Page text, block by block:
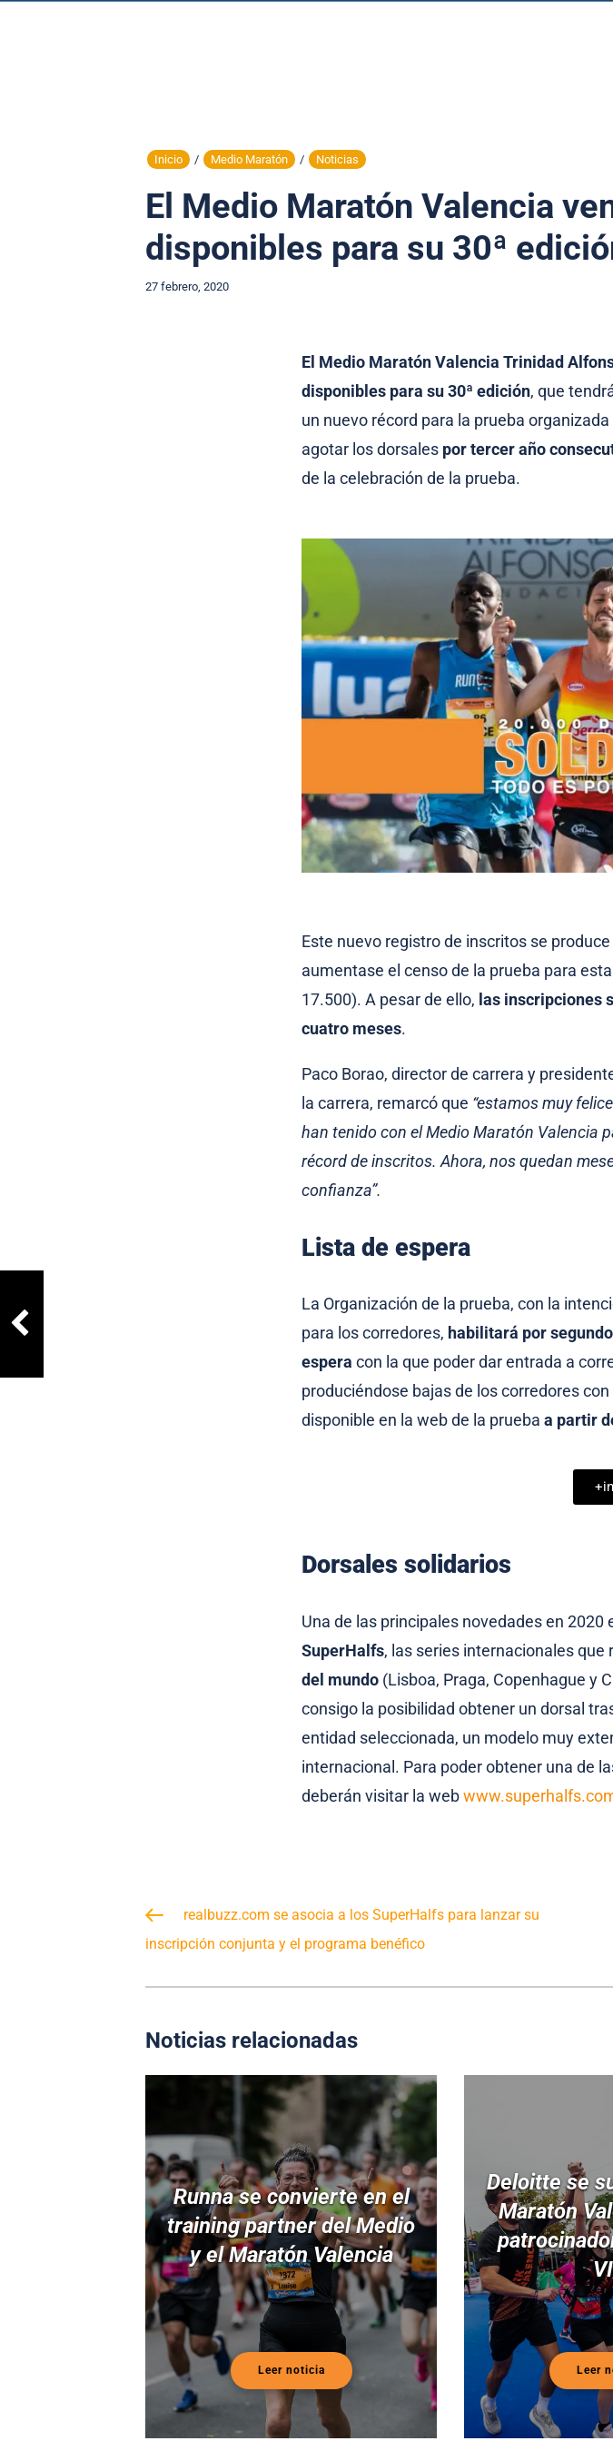
Inicio / Medio Maratón / Noticias
El Medio Maratón Valencia
disponibles para su 30ª
27 febrero, 2020
El Medio Maratón Valencia Trinidad
disponibles para su 30ª edición, que
un nuevo récord para la prueba
agotar los dorsales por tercer año
de la celebración de la prueba.
Este nuevo registro de inscritos se
aumentase el censo de la prueba para
17.500). A pesar de ello, las inscripciones
cuatro meses.
Paco Borao, director de carrera y
la carrera, remarcó que “estamos muy
han tenido con el Medio Maratón Valencia
récord de inscritos. Ahora, nos quedan
confianza”.
Lista de espera
La Organización de la prueba, con la
para los corredores, habilitará por
espera con la que poder dar entrada a
produciéndose bajas de los corredores
disponible en la web de la prueba a partir
Dorsales solidarios
Una de las principales novedades en
SuperHalfs, las series internacionales que
del mundo (Lisboa, Praga, Copenhague y
consigo la posibilidad obtener un dorsal
entidad seleccionada, un modelo muy
internacional. Para poder obtener una de
deberán visitar la web
realbuzz.com se asocia a los SuperHalfs para lanzar su
inscripción conjunta y el programa benéfico
Noticias relacionadas
Runna se convierte en el
training partner del Medio
y el Maratón Valencia
Leer noticia
Deloitte se
Maratón
Leer